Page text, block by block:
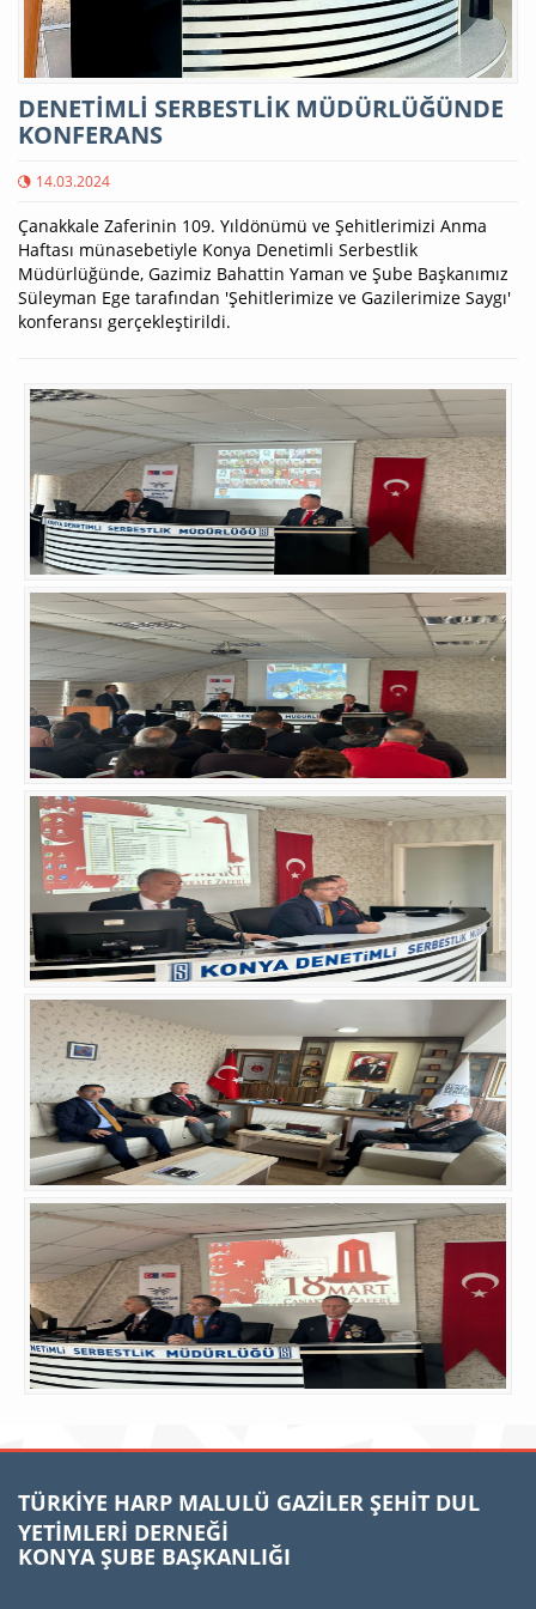
DENETİMLİ SERBESTLİK MÜDÜRLÜĞÜNDE
KONFERANS
14.03.2024
Çanakkale Zaferinin 109. Yıldönümü ve Şehitlerimizi Anma
Haftası münasebetiyle Konya Denetimli Serbestlik
Müdürlüğünde, Gazimiz Bahattin Yaman ve Şube Başkanımız
Süleyman Ege tarafından 'Şehitlerimize ve Gazilerimize Saygı'
konferansı gerçekleştirildi.
TÜRKİYE HARP MALULÜ GAZİLER ŞEHİT DUL
YETİMLERİ DERNEĞİ
KONYA ŞUBE BAŞKANLIĞI